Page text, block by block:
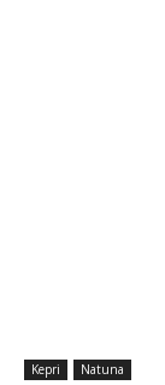
Kepri Natuna